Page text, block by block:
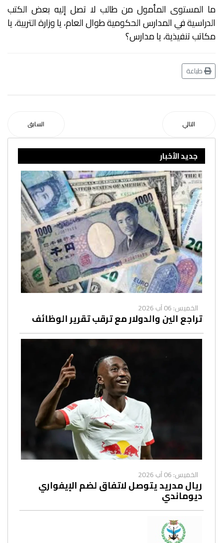
ما المستوى المأمول من طالب لا تصل إليه بعض الكتب
الدراسية في المدارس الحكومية طوال العام، يا وزارة التربية، يا
مكاتب تنفيذية، يا مدارس؟
طباعة
السابق التالي
جديد الأخبار
الخميس: 06 آب 2026
تراجع الين والدولار مع ترقب تقرير الوظائف
الخميس: 06 آب 2026
ريال مدريد يتوصل لاتفاق لضم الإيفواري
ديوماندي